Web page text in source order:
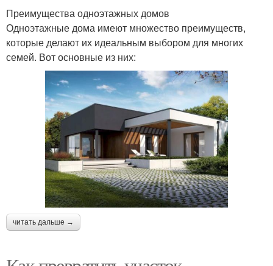
Преимущества одноэтажных домов
Одноэтажные дома имеют множество преимуществ,
которые делают их идеальным выбором для многих
семей. Вот основные из них:
читать дальше →